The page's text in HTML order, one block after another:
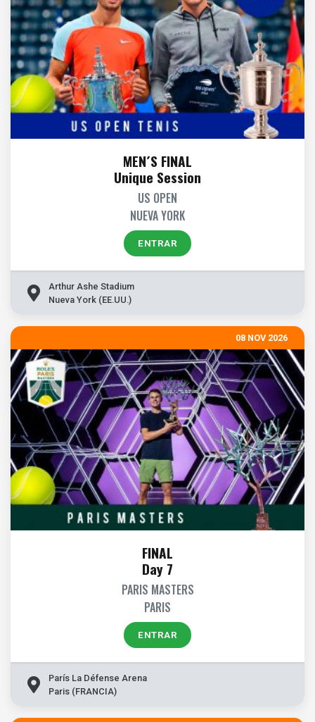
MEN´S FINAL
Unique Session
US OPEN
NUEVA YORK
ENTRAR
Arthur Ashe Stadium
Nueva York (EE.UU.)
08 NOV 2026
FINAL
Day 7
PARIS MASTERS
PARIS
ENTRAR
París La Défense Arena
Paris (FRANCIA)